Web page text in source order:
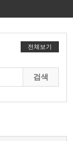
전체보기
검색